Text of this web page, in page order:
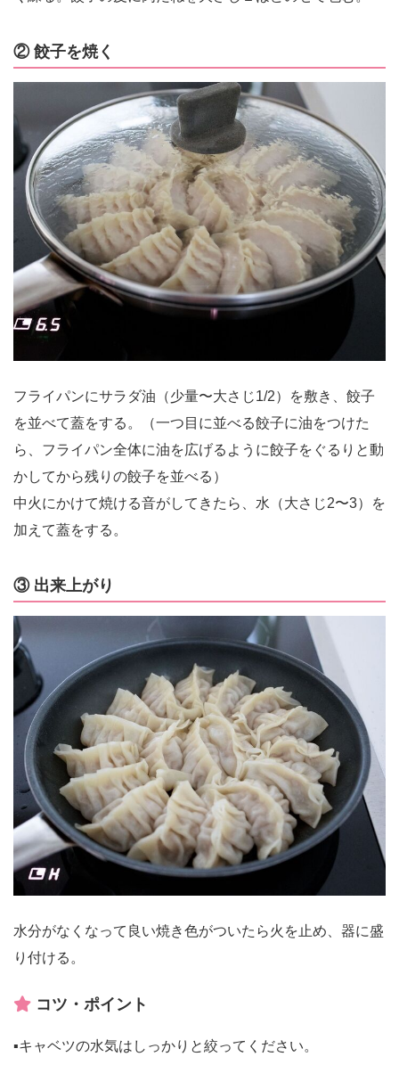
② 餃子を焼く
フライパンにサラダ油（少量〜大さじ1/2）を敷き、餃子
を並べて蓋をする。（一つ目に並べる餃子に油をつけた
ら、フライパン全体に油を広げるように餃子をぐるりと動
かしてから残りの餃子を並べる）
中火にかけて焼ける音がしてきたら、水（大さじ2〜3）を
加えて蓋をする。
③ 出来上がり
水分がなくなって良い焼き色がついたら火を止め、器に盛
り付ける。
コツ・ポイント
▪️キャベツの水気はしっかりと絞ってください。